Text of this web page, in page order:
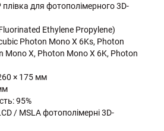
плівка для фотополімерного 3D-
Ethylene Propylene)
Photon Mono X 6Ks, Photon
Mono X, Photon Mono X 6K, Photon
× 175 мм
95%
/ MSLA фотополімерні 3D-